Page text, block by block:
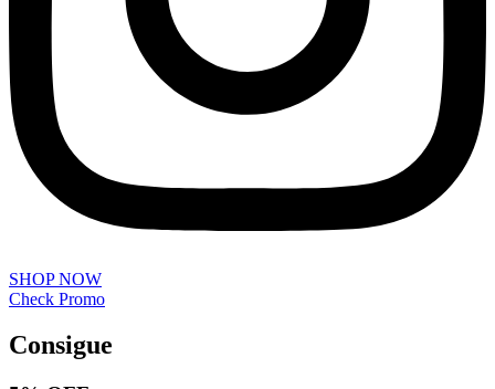
SHOP NOW
Check Promo
Consigue